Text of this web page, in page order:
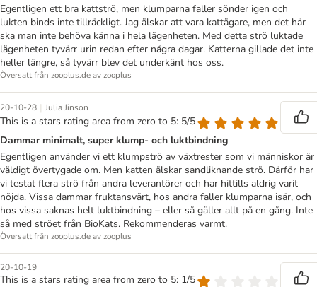
Egentligen ett bra kattströ, men klumparna faller sönder igen och
lukten binds inte tillräckligt. Jag älskar att vara kattägare, men det här
ska man inte behöva känna i hela lägenheten. Med detta strö luktade
lägenheten tyvärr urin redan efter några dagar. Katterna gillade det inte
heller längre, så tyvärr blev det underkänt hos oss.
Översatt från zooplus.de av zooplus
20-10-28 | Julia Jinson
This is a stars rating area from zero to 5: 5/5
Dammar minimalt, super klump- och luktbindning
Egentligen använder vi ett klumpströ av växtrester som vi människor är
väldigt övertygade om. Men katten älskar sandliknande strö. Därför har
vi testat flera strö från andra leverantörer och har hittills aldrig varit
nöjda. Vissa dammar fruktansvärt, hos andra faller klumparna isär, och
hos vissa saknas helt luktbindning – eller så gäller allt på en gång. Inte
så med ströet från BioKats. Rekommenderas varmt.
Översatt från zooplus.de av zooplus
20-10-19
This is a stars rating area from zero to 5: 1/5